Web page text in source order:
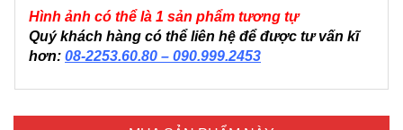
Hình ảnh có thể là 1 sản phẩm tương tự
Quý khách hàng có thể liên hệ để được tư vấn kĩ
hơn: 08-2253.60.80 – 090.999.2453